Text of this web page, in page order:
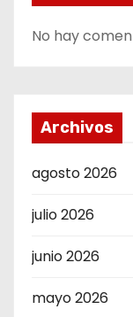
No hay
Archivos
agosto 2026
julio 2026
junio 2026
mayo 2026